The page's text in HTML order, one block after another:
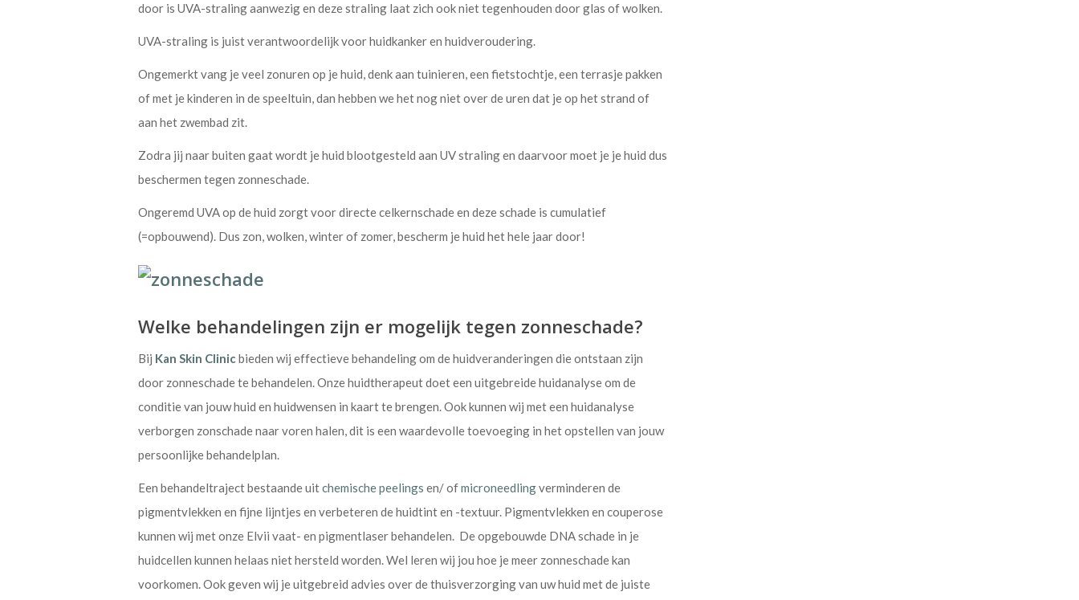
door is UVA-straling aanwezig en deze straling laat zich ook niet tegenhouden door glas of wolken.
UVA-straling is juist verantwoordelijk voor huidkanker en huidveroudering.
Ongemerkt vang je veel zonuren op je huid, denk aan tuinieren, een fietstochtje, een terrasje pakken
of met je kinderen in de speeltuin, dan hebben we het nog niet over de uren dat je op het strand of
aan het zwembad zit.
Zodra jij naar buiten gaat wordt je huid blootgesteld aan UV straling en daarvoor moet je je huid dus
beschermen tegen zonneschade.
Ongeremd UVA op de huid zorgt voor directe celkernschade en deze schade is cumulatief
(=opbouwend). Dus zon, wolken, winter of zomer, bescherm je huid het hele jaar door!
Welke behandelingen zijn er mogelijk tegen zonneschade?
Bij Kan Skin Clinicbieden wij effectieve behandeling om de huidveranderingen die ontstaan zijn
door zonneschade te behandelen. Onze huidtherapeut doet een uitgebreide huidanalyse om de
conditie van jouw huid en huidwensen in kaart te brengen. Ook kunnen wij met een huidanalyse
verborgen zonschade naar voren halen, dit is een waardevolle toevoeging in het opstellen van jouw
persoonlijke behandelplan.
Een behandeltraject bestaande uitchemische peelings en/ ofmicroneedlingverminderen de
pigmentvlekken en fijne lijntjes en verbeteren de huidtint en -textuur. Pigmentvlekken en couperose
kunnen wij met onze Elvii vaat- en pigmentlaser behandelen. De opgebouwde DNA schade in je
huidcellen kunnen helaas niet hersteld worden. Wel leren wij jou hoe je meer zonneschade kan
voorkomen. Ook geven wij je uitgebreid advies over de thuisverzorging van uw huid met de juiste